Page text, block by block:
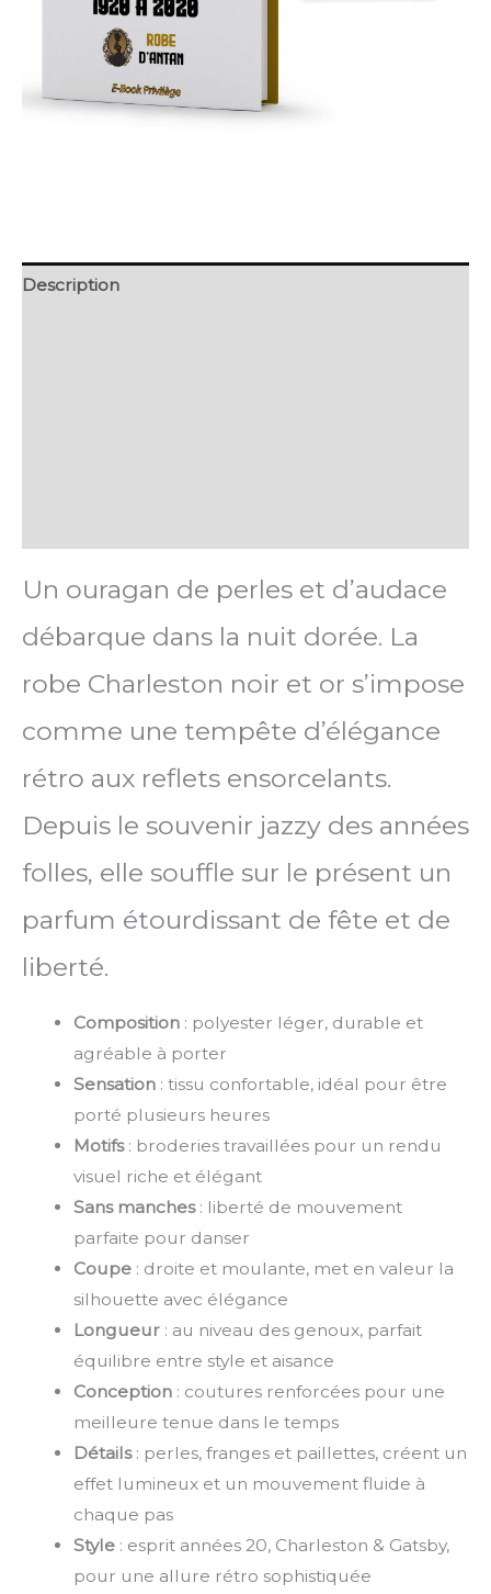
Description
Un ouragan de perles et d’audace
débarque dans la nuit dorée. La
robe Charleston noir et or s’impose
comme une tempête d’élégance
rétro aux reflets ensorcelants.
Depuis le souvenir jazzy des années
folles, elle souffle sur le présent un
parfum étourdissant de fête et de
liberté.
Composition: polyester léger, durable et
agréable à porter
Sensation: tissu confortable, idéal pour être
porté plusieurs heures
Motifs: broderies travaillées pour un rendu
visuel riche et élégant
Sans manches: liberté de mouvement
parfaite pour danser
Coupe: droite et moulante, met en valeur la
silhouette avec élégance
Longueur: au niveau des genoux, parfait
équilibre entre style et aisance
Conception: coutures renforcées pour une
meilleure tenue dans le temps
Détails: perles, franges et paillettes, créent un
effet lumineux et un mouvement fluide à
chaque pas
Style: esprit années 20, Charleston & Gatsby,
pour une allure rétro sophistiquée